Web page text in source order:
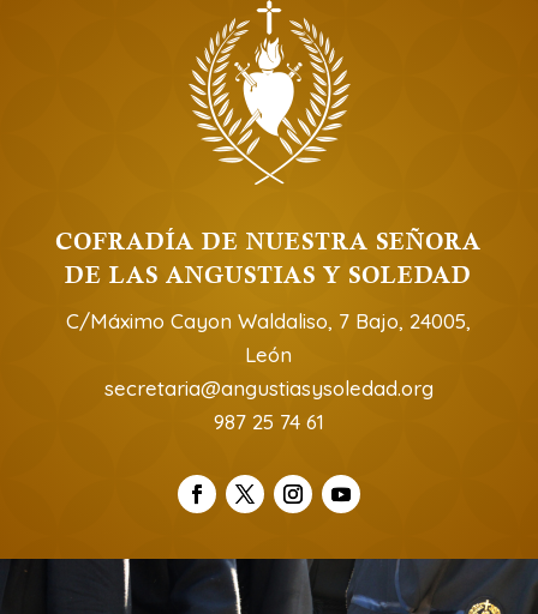
COFRADÍA DE NUESTRA SEÑORA
DE LAS ANGUSTIAS Y SOLEDAD
C/Máximo Cayon Waldaliso, 7 Bajo, 24005,
León
secretaria@angustiasysoledad.org
987 25 74 61